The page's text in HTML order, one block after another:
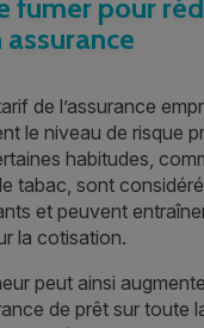
fumer pour
de l’assurance
le niveau de risque
habitudes,
tabac, sont
et peuvent
la cotisation.
peut ainsi
de prêt sur toute